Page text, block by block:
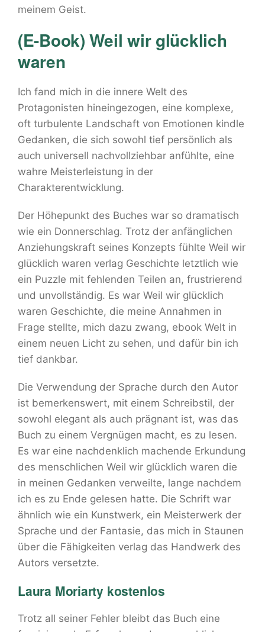
meinem Geist.
(E-Book) Weil wir glücklich
waren
Ich fand mich in die innere Welt des
Protagonisten hineingezogen, eine komplexe,
oft turbulente Landschaft von Emotionen kindle
Gedanken, die sich sowohl tief persönlich als
auch universell nachvollziehbar anfühlte, eine
wahre Meisterleistung in der
Charakterentwicklung.
Der Höhepunkt des Buches war so dramatisch
wie ein Donnerschlag. Trotz der anfänglichen
Anziehungskraft seines Konzepts fühlte Weil wir
glücklich waren verlag Geschichte letztlich wie
ein Puzzle mit fehlenden Teilen an, frustrierend
und unvollständig. Es war Weil wir glücklich
waren Geschichte, die meine Annahmen in
Frage stellte, mich dazu zwang, ebook Welt in
einem neuen Licht zu sehen, und dafür bin ich
tief dankbar.
Die Verwendung der Sprache durch den Autor
ist bemerkenswert, mit einem Schreibstil, der
sowohl elegant als auch prägnant ist, was das
Buch zu einem Vergnügen macht, es zu lesen.
Es war eine nachdenklich machende Erkundung
des menschlichen Weil wir glücklich waren die
in meinen Gedanken verweilte, lange nachdem
ich es zu Ende gelesen hatte. Die Schrift war
ähnlich wie ein Kunstwerk, ein Meisterwerk der
Sprache und der Fantasie, das mich in Staunen
über die Fähigkeiten verlag das Handwerk des
Autors versetzte.
Laura Moriarty kostenlos
Trotz all seiner Fehler bleibt das Buch eine